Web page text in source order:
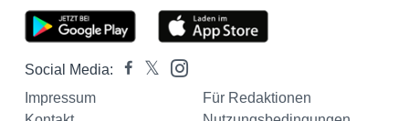
Social Media:
Impressum
Für Redaktionen